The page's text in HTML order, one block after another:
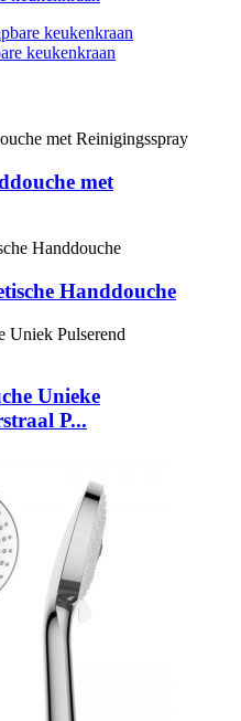
keukenkraan
met
Handdouche
Unieke
P...